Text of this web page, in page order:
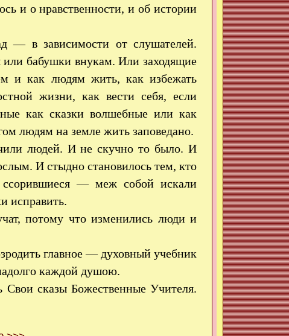
и о нравственности, и об истории
— в зависимости от слушателей.
бабушки внукам. Или заходящие
и как людям жить, как избежать
жизни, как вести себя, если
как сказки волшебные или как
людям на земле жить заповедано.
людей. И не скучно то было. И
И стыдно становилось тем, кто
— меж собой искали
исправить.
потому что изменились люди и
главное — духовный учебник
каждой душою.
Cвои сказы Божественные Учителя.